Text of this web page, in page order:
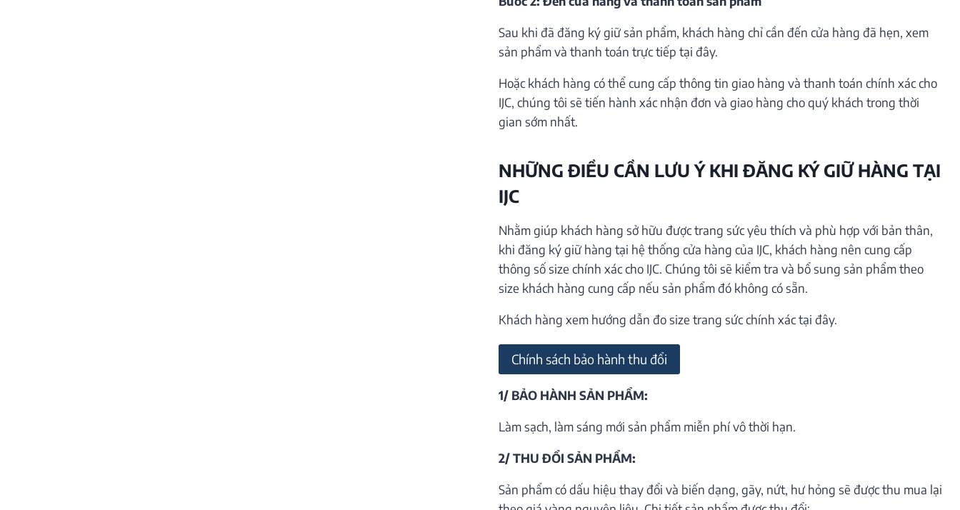
Sau khi đã đăng ký giữ sản phẩm, khách hàng chỉ cần đến cửa hàng đã hẹn, xem
sản phẩm và thanh toán trực tiếp tại đây.
Hoặc khách hàng có thể cung cấp thông tin giao hàng và thanh toán chính xác cho
IJC, chúng tôi sẽ tiến hành xác nhận đơn và giao hàng cho quý khách trong thời
gian sớm nhất.
NHỮNG ĐIỀU CẦN LƯU Ý KHI ĐĂNG KÝ GIỮ HÀNG TẠI
IJC
Nhằm giúp khách hàng sở hữu được trang sức yêu thích và phù hợp với bản thân,
khi đăng ký giữ hàng tại hệ thống cửa hàng của IJC, khách hàng nên cung cấp
thông số size chính xác cho IJC. Chúng tôi sẽ kiểm tra và bổ sung sản phẩm theo
size khách hàng cung cấp nếu sản phẩm đó không có sẵn.
Khách hàng xem hướng dẫn đo size trang sức chính xác tại đây.
Chính sách bảo hành thu đổi
1/ BẢO HÀNH SẢN PHẨM:
Làm sạch, làm sáng mới sản phẩm miễn phí vô thời hạn.
2/ THU ĐỔI SẢN PHẨM:
Sản phẩm có dấu hiệu thay đổi và biến dạng, gãy, nứt, hư hỏng sẽ được thu mua lại